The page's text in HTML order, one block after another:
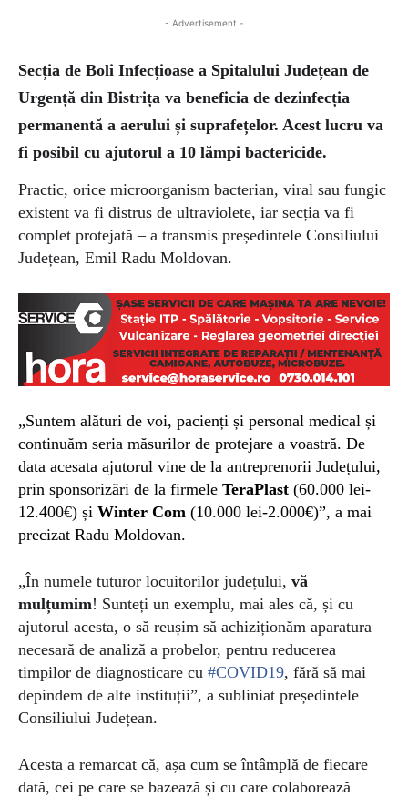
- Advertisement -
Secția de Boli Infecțioase a Spitalului Județean de
Urgență din Bistrița va beneficia de dezinfecția
permanentă a aerului și suprafețelor. Acest lucru va
fi posibil cu ajutorul a 10 lămpi bactericide.
Practic, orice microorganism bacterian, viral sau fungic
existent va fi distrus de ultraviolete, iar secția va fi
complet protejată – a transmis președintele Consiliului
Județean, Emil Radu Moldovan.
„Suntem alături de voi, pacienți și personal medical și
continuăm seria măsurilor de protejare a voastră. De
data acesata ajutorul vine de la antreprenorii Județului,
prin sponsorizări de la firmele TeraPlast (60.000 lei-
12.400€) și Winter Com (10.000 lei-2.000€)”, a mai
precizat Radu Moldovan.
„În numele tuturor locuitorilor județului, vă
mulțumim! Sunteți un exemplu, mai ales că, și cu
ajutorul acesta, o să reușim să achiziționăm aparatura
necesară de analiză a probelor, pentru reducerea
timpilor de diagnosticare cu #COVID19, fără să mai
depindem de alte instituții”, a subliniat președintele
Consiliului Județean.
Acesta a remarcat că, așa cum se întâmplă de fiecare
dată, cei pe care se bazează și cu care colaborează